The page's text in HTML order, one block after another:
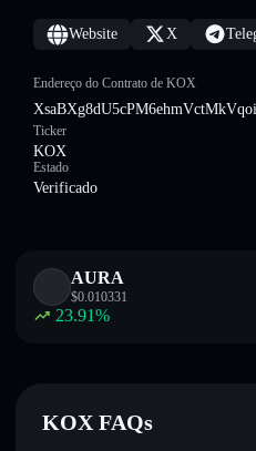
Website X
Endereço do Contrato de KOX
Ticker
KOX
Estado
Verificado
AURA
$0.010331
23.91%
KOX FAQs